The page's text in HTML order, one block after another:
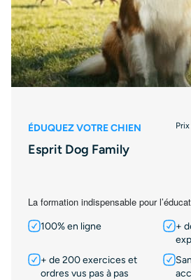
ÉDUQUEZ VOTRE CHIEN
Esprit Dog Family
La formation indispensable pour
100% en ligne
+
+ de 200 exercices et
ordres vus pas à pas